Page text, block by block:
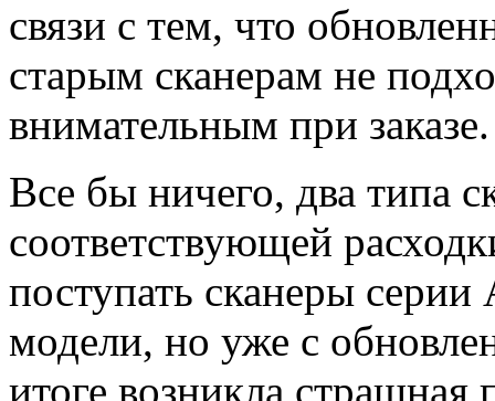
связи с тем, что
старым сканерам не
внимательным при заказе.
Все бы ничего, два типа
соответствующей
поступать сканеры
модели, но уже с
итоге возникла